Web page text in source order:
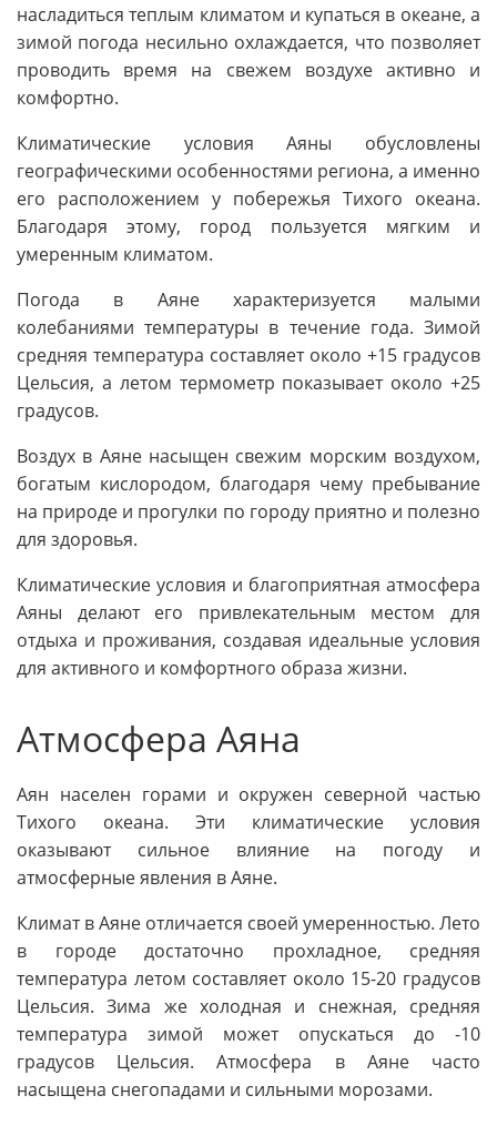
насладиться теплым климатом и купаться в океане, а
зимой погода несильно охлаждается, что позволяет
проводить время на свежем воздухе активно и
комфортно.
Климатические условия Аяны обусловлены
географическими особенностями региона, а именно
его расположением у побережья Тихого океана.
Благодаря этому, город пользуется мягким и
умеренным климатом.
Погода в Аяне характеризуется малыми
колебаниями температуры в течение года. Зимой
средняя температура составляет около +15 градусов
Цельсия, а летом термометр показывает около +25
градусов.
Воздух в Аяне насыщен свежим морским воздухом,
богатым кислородом, благодаря чему пребывание
на природе и прогулки по городу приятно и полезно
для здоровья.
Климатические условия и благоприятная атмосфера
Аяны делают его привлекательным местом для
отдыха и проживания, создавая идеальные условия
для активного и комфортного образа жизни.
Атмосфера Аяна
Аян населен горами и окружен северной частью
Тихого океана. Эти климатические условия
оказывают сильное влияние на погоду и
атмосферные явления в Аяне.
Климат в Аяне отличается своей умеренностью. Лето
в городе достаточно прохладное, средняя
температура летом составляет около 15-20 градусов
Цельсия. Зима же холодная и снежная, средняя
температура зимой может опускаться до -10
градусов Цельсия. Атмосфера в Аяне часто
насыщена снегопадами и сильными морозами.